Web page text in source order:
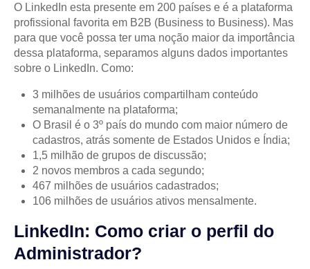
O LinkedIn esta presente em 200 países e é a plataforma
profissional favorita em B2B (Business to Business). Mas
para que você possa ter uma noção maior da importância
dessa plataforma, separamos alguns dados importantes
sobre o LinkedIn. Como:
3 milhões de usuários compartilham conteúdo
semanalmente na plataforma;
O Brasil é o 3º país do mundo com maior número de
cadastros, atrás somente de Estados Unidos e Índia;
1,5 milhão de grupos de discussão;
2 novos membros a cada segundo;
467 milhões de usuários cadastrados;
106 milhões de usuários ativos mensalmente.
LinkedIn: Como criar o perfil do
Administrador?